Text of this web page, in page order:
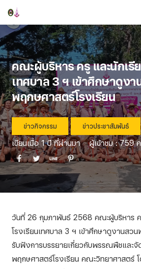
คณะผู้บริหาร ครู และนักเรี
เทศบาล 3 ฯ เข้าศึกษาดูง
พฤกษศาสตร์โรงเรียน
ข่าวกิจกรรม ข่าวประชาสัมพันธ์
เขียนเมื่อ1 ปี ที่ผ่านมา ผู้เข้าชม :759
วันที่ 26 กุมภาพันธ์ 2568 คณะผู้บริหาร ค
โรงเรียนเทศบาล 3 ฯ เข้าศึกษาดูงานสว
รับฟังการบรรยายเกี่ยวกับพรรณพืชและจั
พฤกษศาสตร์โรงเรียน คณะวิทยาศาสตร์